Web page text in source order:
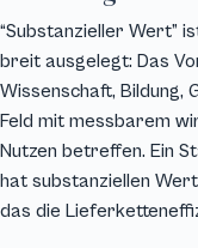
“Substanzieller Wert”
breit ausgelegt: Das
Wissenschaft, Bildung,
Feld mit messbarem
Nutzen betreffen. Ein
hat substanziellen
das die